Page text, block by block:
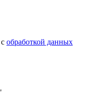
обработкой данных